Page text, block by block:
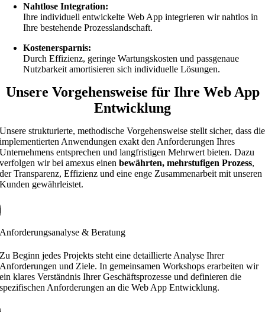
Nahtlose Integration:
Ihre individuell entwickelte Web App integrieren wir nahtlos in
Ihre bestehende Prozesslandschaft.
Kostenersparnis:
Durch Effizienz, geringe Wartungskosten und passgenaue
Nutzbarkeit amortisieren sich individuelle Lösungen.
Unsere Vorgehensweise für Ihre Web App
Entwicklung
Unsere strukturierte, methodische Vorgehensweise stellt sicher, dass die
implementierten Anwendungen exakt den Anforderungen Ihres
Unternehmens entsprechen und langfristigen Mehrwert bieten. Dazu
verfolgen wir bei amexus einenbewährten, mehrstufigen Prozess,
der Transparenz, Effizienz und eine enge Zusammenarbeit mit unseren
Kunden gewährleistet.
Anforderungsanalyse & Beratung
Zu Beginn jedes Projekts steht eine detaillierte Analyse Ihrer
Anforderungen und Ziele. In gemeinsamen Workshops erarbeiten wir
ein klares Verständnis Ihrer Geschäftsprozesse und definieren die
spezifischen Anforderungen an die Web App Entwicklung.